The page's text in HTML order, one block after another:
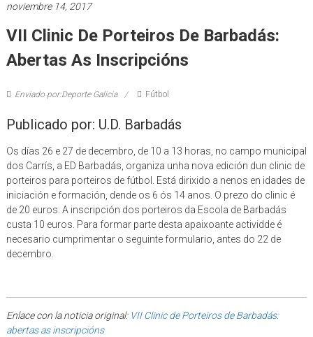
noviembre 14, 2017
VII Clinic De Porteiros De Barbadás:
Abertas As Inscripcións
Enviado por:Deporte Galicia Fútbol
Publicado por: U.D. Barbadás
Os días 26 e 27 de decembro, de 10 a 13 horas, no campo municipal
dos Carrís, a ED Barbadás, organiza unha nova edición dun clinic de
porteiros para porteiros de fútbol. Está dirixido a nenos en idades de
iniciación e formación, dende os 6 ós 14 anos. O prezo do clinic é
de 20 euros. A inscripción dos porteiros da Escola de Barbadás
custa 10 euros. Para formar parte desta apaixoante actividde é
necesario cumprimentar o seguinte formulario, antes do 22 de
decembro.
Enlace con la noticia original: VII Clinic de Porteiros de Barbadás:
abertas as inscripcións